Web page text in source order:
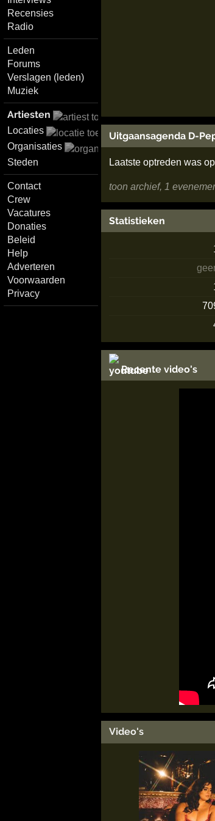
Recensies
Radio
Leden
Forums
Verslagen (leden)
Muziek
Artiesten
Locaties
Organisaties
Steden
Contact
Crew
Vacatures
Donaties
Beleid
Help
Adverteren
Voorwaarden
Privacy
Uitgaansagenda D-
Laatste optreden was
toon archief, 1
Statistieken
Recente video's
Video's